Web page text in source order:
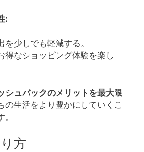
:
を少しでも軽減する。
得なショッピング体験を楽し
シュバックのメリットを最大限
の生活をより豊かにしていくこ
方